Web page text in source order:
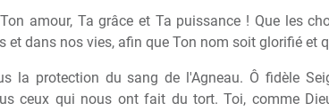
amour, Ta grâce et Ta puissance ! Que les
dans nos vies, afin que Ton nom soit glorifié et
la protection du sang de l'Agneau. Ô fidèle
ceux qui nous ont fait du tort. Toi, comme